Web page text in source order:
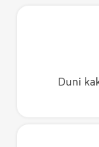
Duni